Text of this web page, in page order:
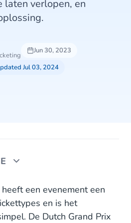
laten verlopen, en
Jun 30, 2023
Jul 03, 2024
een evenement een
en is het
De Dutch Grand Prix